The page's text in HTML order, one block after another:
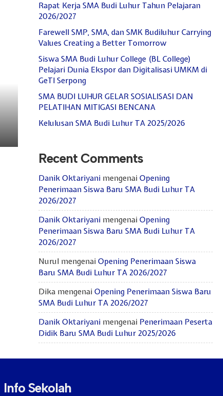
Rapat Kerja SMA Budi Luhur Tahun Pelajaran
2026/2027
Farewell SMP, SMA, dan SMK Budiluhur Carrying
Values Creating a Better Tomorrow
Siswa SMA Budi Luhur College (BL College)
Pelajari Dunia Ekspor dan Digitalisasi UMKM di
GeTI Serpong
SMA BUDI LUHUR GELAR SOSIALISASI DAN
PELATIHAN MITIGASI BENCANA
Kelulusan SMA Budi Luhur TA 2025/2026
Recent Comments
Danik Oktariyani mengenai Opening
Penerimaan Siswa Baru SMA Budi Luhur TA
2026/2027
Danik Oktariyani mengenai Opening
Penerimaan Siswa Baru SMA Budi Luhur TA
2026/2027
Nurul mengenai Opening Penerimaan Siswa
Baru SMA Budi Luhur TA 2026/2027
Dika mengenai Opening Penerimaan Siswa Baru
SMA Budi Luhur TA 2026/2027
Danik Oktariyani mengenai Penerimaan Peserta
Didik Baru SMA Budi Luhur 2025/2026
Info Sekolah